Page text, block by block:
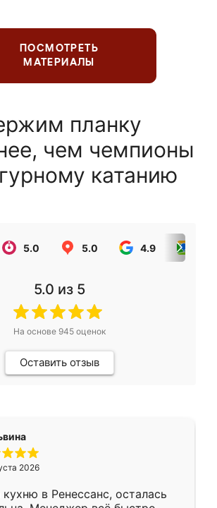
ПОСМОТРЕТЬ
МАТЕРИАЛЫ
планку
чем чемпионы
катанию
5.0 5.0 4.9
5.0 из 5
На основе 945оценок
Оставить отзыв
2026
в Ренессанс, осталась